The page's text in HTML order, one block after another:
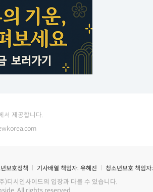
서 제공합니다.
보호정책 기사배열 책임자: 유혜진 청소년보호 책임자:
)디시인사이드의 입장과 다를 수 있습니다.